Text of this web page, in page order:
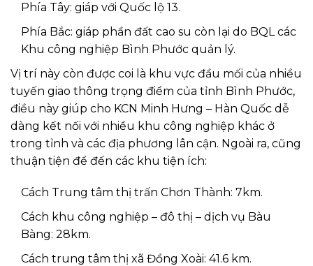
Phía Tây: giáp với Quốc lộ 13.
Phía Bắc: giáp phần đất cao su còn lại do BQL các
Khu công nghiệp Bình Phước quản lý.
Vị trí này còn được coi là khu vực đầu mối của nhiều
tuyến giao thông trọng điểm của tỉnh Bình Phước,
điều này giúp cho KCN Minh Hưng – Hàn Quốc dễ
dàng kết nối với nhiều khu công nghiệp khác ở
trong tỉnh và các địa phương lân cận. Ngoài ra, cũng
thuận tiện để đến các khu tiện ích:
Cách Trung tâm thị trấn Chơn Thành: 7km.
Cách khu công nghiệp – đô thị – dịch vụ Bàu
Bàng: 28km.
Cách trung tâm thị xã Đồng Xoài: 41.6 km.